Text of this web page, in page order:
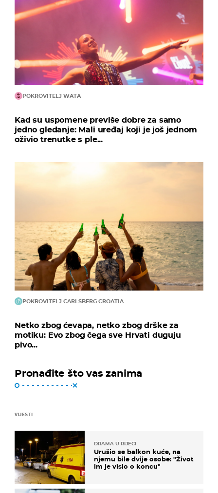
POKROVITELJ WATA
Kad su uspomene previše dobre za samo
jedno gledanje: Mali uređaj koji je još jednom
oživio trenutke s ple...
POKROVITELJ CARLSBERG CROATIA
Netko zbog ćevapa, netko zbog drške za
motiku: Evo zbog čega sve Hrvati duguju
pivo...
Pronađite što vas zanima
VIJESTI
DRAMA U RIJECI
Urušio se balkon kuće, na
njemu bile dvije osobe: "Život
im je visio o koncu"